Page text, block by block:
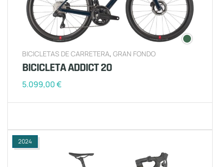
BICICLETAS DE CARRETERA, GRAN FONDO
BICICLETA ADDICT 20
5.099,00€
2024